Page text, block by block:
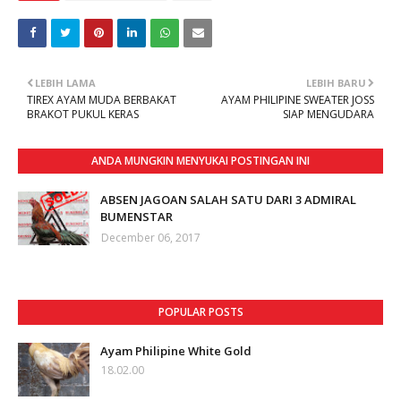
LEBIH BARU
AYAM PHILIPINE SWEATER JOSS
SIAP MENGUDARA
LEBIH LAMA
TIREX AYAM MUDA BERBAKAT
BRAKOT PUKUL KERAS
ANDA MUNGKIN MENYUKAI POSTINGAN INI
ABSEN JAGOAN SALAH SATU DARI 3 ADMIRAL
BUMENSTAR
December 06, 2017
POPULAR POSTS
Ayam Philipine White Gold
18.02.00